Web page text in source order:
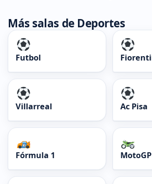
Más salas de Deportes
Futbol
Villarreal Ac Pisa
Fórmula 1 MotoGP